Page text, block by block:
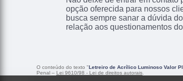
opção oferecida para nossos
busca sempre sanar a dúvida
relação aos questionamentos
O conteúdo do texto "Letreiro de Acrílico Luminoso Valor
Penal – Lei 9610/98 - Lei de direitos autorais